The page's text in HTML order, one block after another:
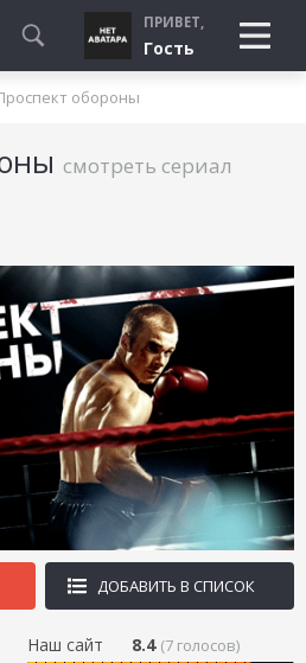
ПРИВЕТ,
Гость
обороны
смотреть сериал
ДОБАВИТЬ В СПИСОК
Наш сайт 8.4 (7 голосов)